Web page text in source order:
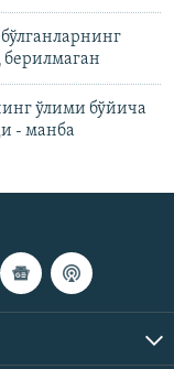
берилмаган
ўлими бўйича
- манба